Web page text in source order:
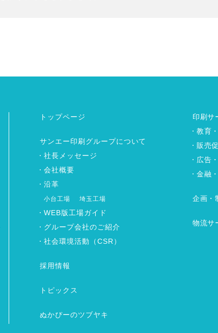
トップページ
サンエー印刷グループについて
社長メッセージ
会社概要
沿革
小台工場 埼玉工場
WEB版工場ガイド
グループ会社のご紹介
社会環境活動（CSR）
採用情報
トピックス
ぬかぴーのツブヤキ
印刷サ
教育
販売
広告
金融
企画・
物流サ